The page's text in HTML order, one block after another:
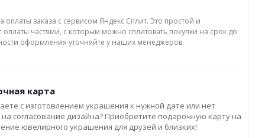
оплаты заказа с сервисом Яндекс Сплит. Это простой и
оплаты частями, с которым можно сплитовать покупки на срок до
оформления уточняйте у наших менеджеров.
карта
с изготовлением украшения к нужной дате или нет
согласование дизайна? Приобретите подарочную карту на
ювелирного украшения для друзей и близких!